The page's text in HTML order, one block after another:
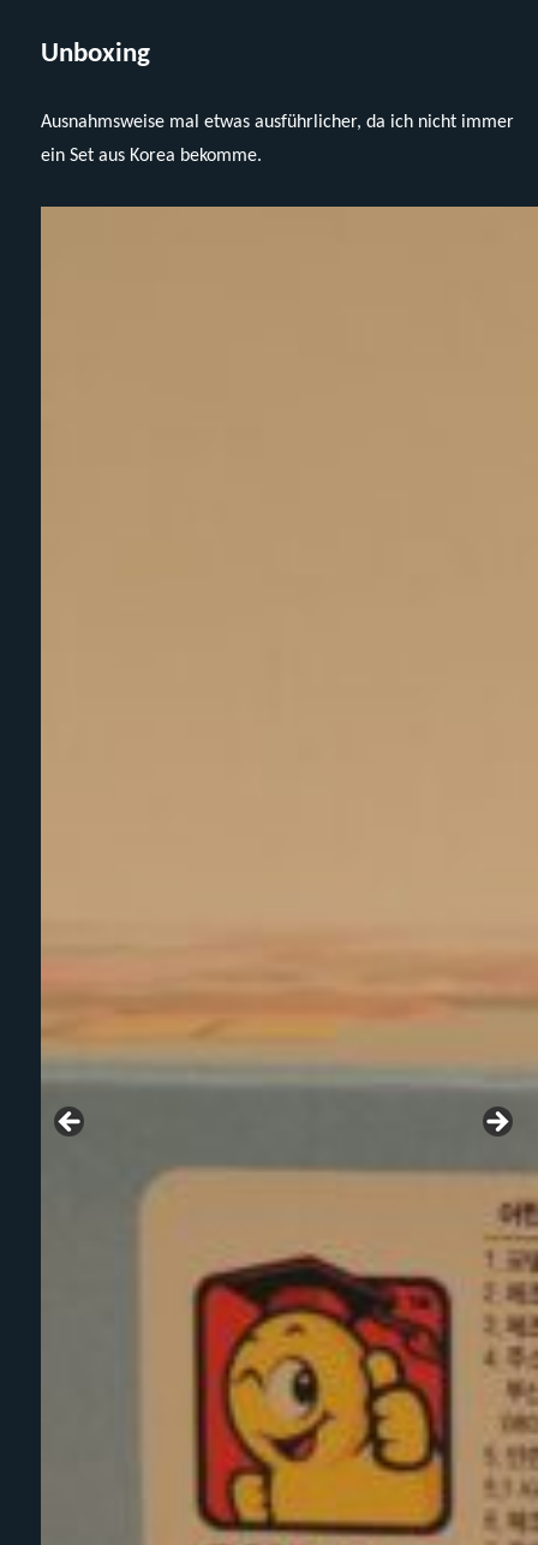
Unboxing
Ausnahmsweise mal etwas ausführlicher, da ich nicht immer
ein Set aus Korea bekomme.